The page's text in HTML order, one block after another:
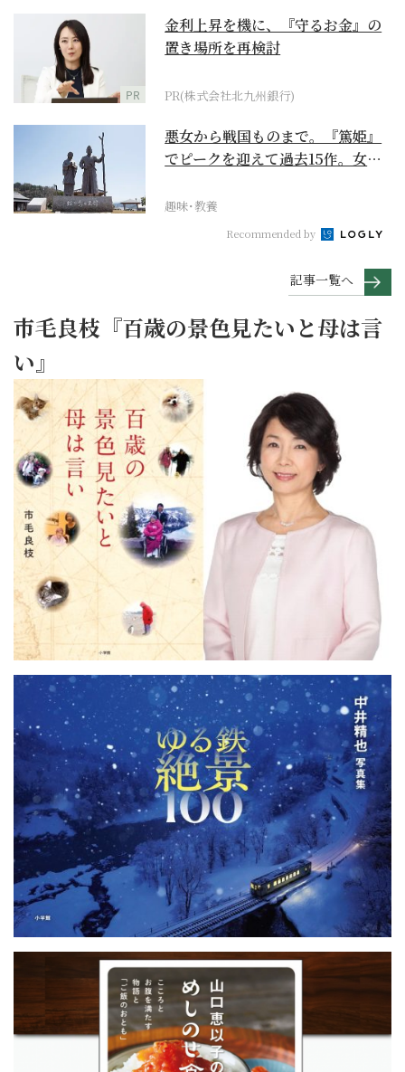
PR
金利上昇を機に、『守るお金』の
置き場所を再検討
PR(株式会社北九州銀行)
悪女から戦国ものまで。『篤姫』
でピークを迎えて過去15作。女性
趣味･教養
Recommended by
記事一覧へ
市毛良枝『百歳の景色見たいと母は言
い』